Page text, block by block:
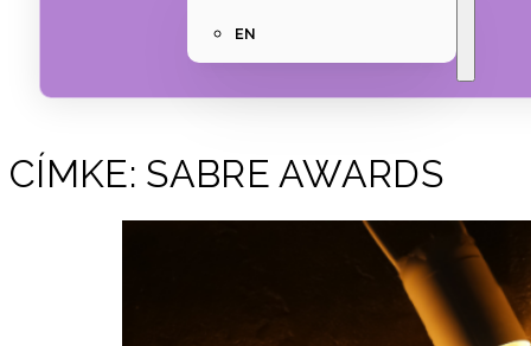
EN
CÍMKE: SABRE AWARDS